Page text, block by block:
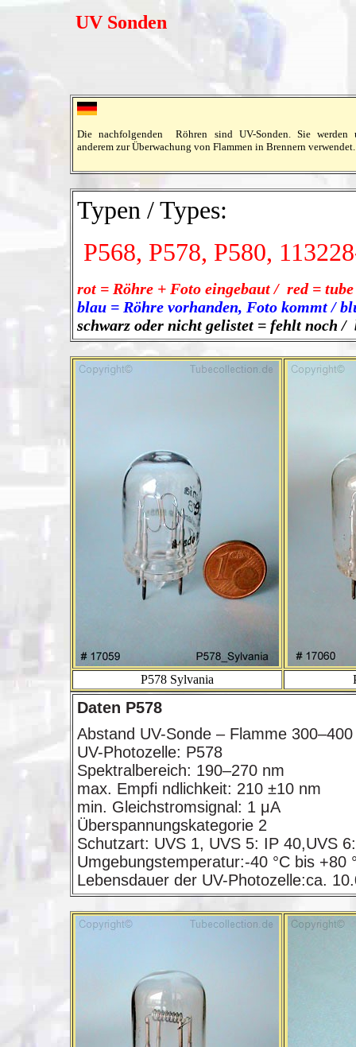
UV Sonden
Die nachfolgenden Röhren sind UV-Sonden. Sie werden
anderem zur Überwachung von Flammen in Brennern verwendet.
Typen / Types:
P568, P578, P580,
rot = Röhre + Foto eingebaut / red =
blau = Röhre vorhanden, Foto kommt /
schwarz oder nicht gelistet = fehlt noch
P578 Sylvania
Daten P578
Abstand UV-Sonde – Flamme
UV-Photozelle: P578
Spektralbereich: 190–270 nm
max. Empfi ndlichkeit: 210 ±10 nm
min. Gleichstromsignal: 1 μA
Überspannungskategorie 2
Schutzart: UVS 1, UVS 5: IP 40,UVS
Umgebungstemperatur:-40 °C bis +80
Lebensdauer der UV-Photozelle:ca.